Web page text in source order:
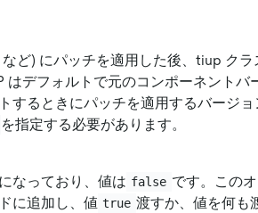
ど) にパッチを適用した後、tiup ク
はデフォルトで元のコンポーネントバ
するときにパッチを適用するバージョ
を指定する必要があります。
なっており、値は false です。この
に追加し、値 true 渡すか、値を何も